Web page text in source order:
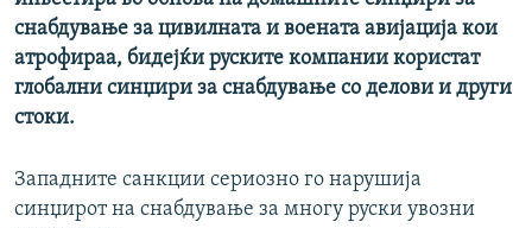
снабдување за цивилната и воената авијација кои
атрофираа, бидејќи руските компании користат
глобални синџири за снабдување со делови и други
стоки.
Западните санкции сериозно го нарушија
синџирот на снабдување за многу руски увозни